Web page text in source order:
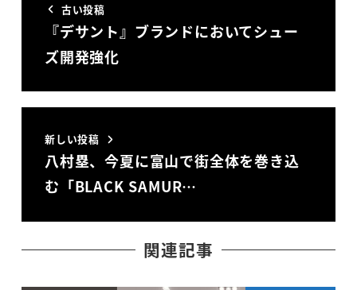
古い投稿
『デサント』ブランドにおいてシュー
ズ開発強化
新しい投稿
八村塁、今夏に富山で街全体を巻き込
む「BLACK SAMUR…
関連記事